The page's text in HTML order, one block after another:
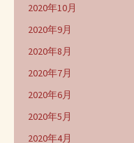
2020年10月
2020年9月
2020年8月
2020年7月
2020年6月
2020年5月
2020年4月